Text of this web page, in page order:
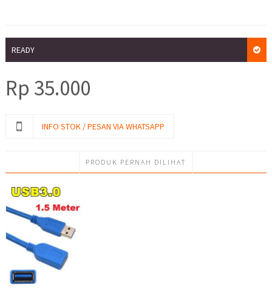
READY
Rp 35.000
INFO STOK / PESAN VIA WHATSAPP
PRODUK PERNAH DILIHAT